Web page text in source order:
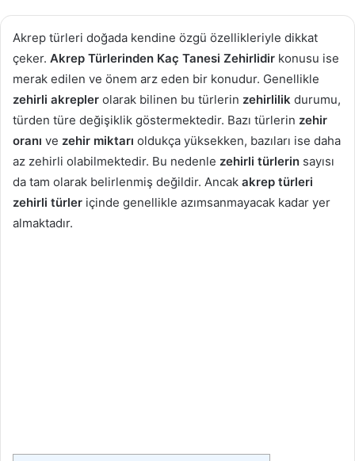
Akrep türleri doğada kendine özgü özellikleriyle dikkat
çeker. Akrep Türlerinden Kaç Tanesi Zehirlidir konusu ise
merak edilen ve önem arz eden bir konudur. Genellikle
zehirli akrepler olarak bilinen bu türlerin zehirlilik durumu,
türden türe değişiklik göstermektedir. Bazı türlerin zehir
oranı ve zehir miktarı oldukça yüksekken, bazıları ise daha
az zehirli olabilmektedir. Bu nedenle zehirli türlerin sayısı
da tam olarak belirlenmiş değildir. Ancak akrep türleri
zehirli türler içinde genellikle azımsanmayacak kadar yer
almaktadır.